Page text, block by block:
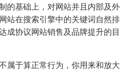
的基础上，对网站并且内部及外
站在搜索引擎中的关键词自然排
成协议网站销售及品牌提升的目
属于算正常行为，你用来和放大